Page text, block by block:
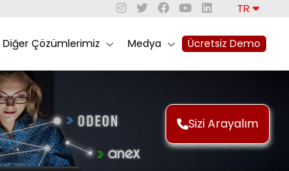
TR
Diğer Çözümlerimiz Medya Ücretsiz Demo
Sizi Arayalım